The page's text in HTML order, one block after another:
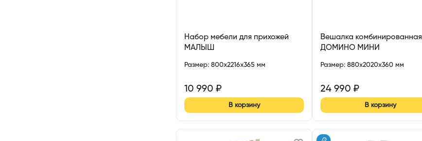
Набор мебели для прихожей
МАЛЫШ
Размер: 800x2216x365 мм
10 990 ₽
В корзину
Вешалка комбинированная
ДОМИНО МИНИ
Размер: 880x2020x360 мм
24 990 ₽
В корзину